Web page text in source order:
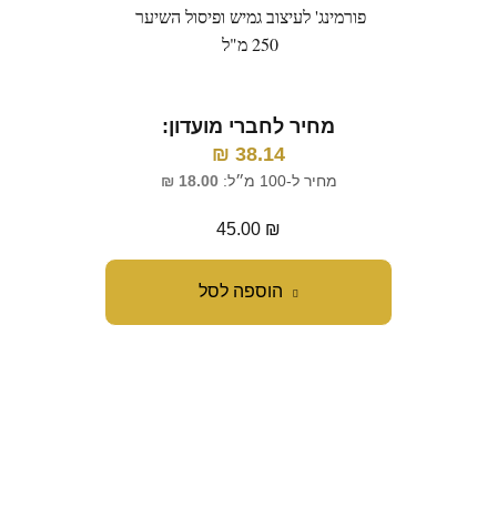
הוספה לסל
פורמינג' לעיצוב גמיש ופיסול השיער
250 מ"ל
מחיר לחברי מועדון:
38.14
₪
מחיר ל-100 מ״ל: 18.00
₪
45.00 ₪